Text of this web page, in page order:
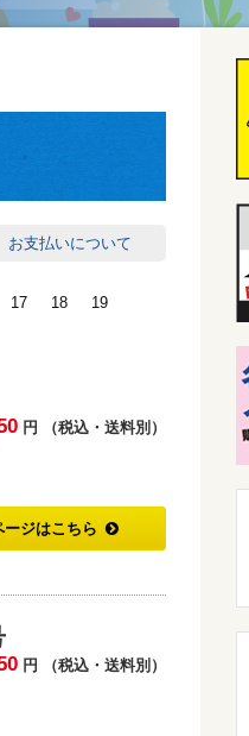
お支払いについて
17 18
19
円 （税込・送料別）
ージはこちら
円 （税込・送料別）